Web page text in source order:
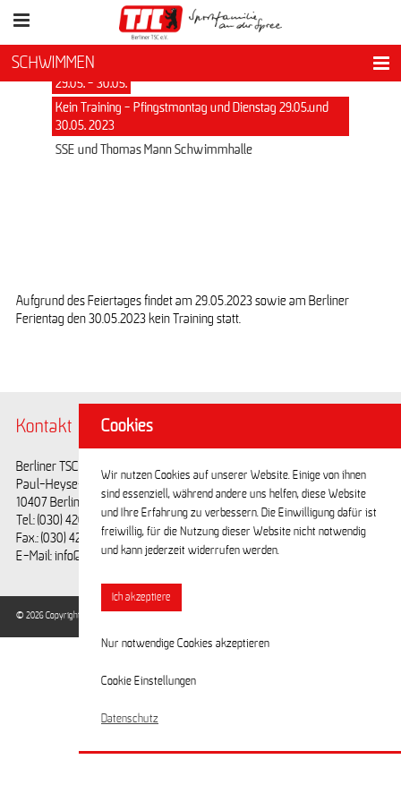
SCHWIMMEN
29.05. - 30.05.
Kein Training - Pfingstmontag und Dienstag 29.05.und
30.05. 2023
SSE und Thomas Mann Schwimmhalle
Aufgrund des Feiertages findet am 29.05.2023 sowie am Berliner
Ferientag den 30.05.2023 kein Training statt.
Kontakt
Berliner TSC e.V.
Paul-Heyse-Straße 25
10407 Berlin
Tel.: (030) 42028593
Fax.: (030) 42028594
E-Mail: info@berlinertsc.de
Youtube
© 2026 Copyright Berliner Turn- und Sportclub e.V. / Alle Rechte vorbehalten.
Cookies
Wir nutzen Cookies auf unserer Website. Einige von ihnen
sind essenziell, während andere uns helfen, diese Website
und Ihre Erfahrung zu verbessern. Die Einwilligung dafür ist
freiwillig, für die Nutzung dieser Website nicht notwendig
und kann jederzeit widerrufen werden.
Ich akzeptiere
Nur notwendige Cookies akzeptieren
Cookie Einstellungen
Datenschutz